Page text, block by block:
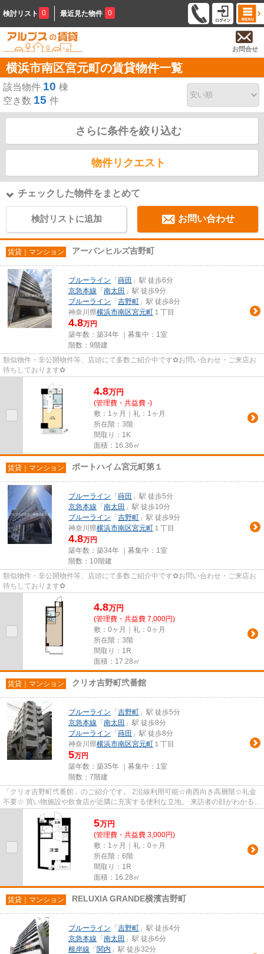
検討リスト 0 最近見た物件 0
お問合せ
横浜市南区宮元町の賃貸物件一覧
該当物件 10 棟
空き数 15 件
さらに条件を絞り込む
物件リクエスト
チェックした物件をまとめて
検討リストに追加 お問い合わせ
賃貸｜マンション アーバンヒルズ吉野町
ブルーライン 「 蒔田 」駅 徒歩6分
京急本線 「 南太田 」駅 徒歩9分
ブルーライン 「 吉野町 」駅 徒歩8分
神奈川県横浜市南区宮元町 １丁目
4.8万円
築年数：築34年 ｜募集中： 1室
階数：9階建
類似物件・非公開物件等、店頭にて多数ご紹介中です✿お問い合わせ・ご来店お
待ちしております✿
4.8万円
(管理費・共益費 -)
敷：1ヶ月｜礼：1ヶ月
所在階：3階
間取り：1K
面積：16.36㎡
賃貸｜マンション ポートハイム宮元町第１
ブルーライン 「 蒔田 」駅 徒歩5分
京急本線 「 南太田 」駅 徒歩10分
ブルーライン 「 吉野町 」駅 徒歩9分
神奈川県横浜市南区宮元町 １丁目
4.8万円
築年数：築34年 ｜募集中： 1室
階数：10階建
類似物件・非公開物件等、店頭にて多数ご紹介中です✿お問い合わせ・ご来店お
待ちしております✿
4.8万円
(管理費・共益費 7,000円)
敷：0ヶ月｜礼：0ヶ月
所在階：3階
間取り：1R
面積：17.28㎡
賃貸｜マンション クリオ吉野町弐番館
ブルーライン 「 吉野町 」駅 徒歩5分
京急本線 「 南太田 」駅 徒歩8分
ブルーライン 「 蒔田 」駅 徒歩8分
神奈川県横浜市南区宮元町 １丁目
5万円
築年数：築35年 ｜募集中： 1室
階数：7階建
「クリオ吉野町弐番館」のご紹介です。 2沿線利用可能☆南西向き高層階☆礼金
不要☆ 買い物施設や飲食店が近隣に充実する便利な立地。 来訪者の顔がわかるモ
ニターフォン完備。 エアコン...
5万円
(管理費・共益費 3,000円)
敷：1ヶ月｜礼：0ヶ月
所在階：6階
間取り：1R
面積：16.28㎡
賃貸｜マンション RELUXIA GRANDE横濱吉野町
ブルーライン 「 吉野町 」駅 徒歩4分
京急本線 「 南太田 」駅 徒歩6分
根岸線 「 関内 」駅 徒歩32分